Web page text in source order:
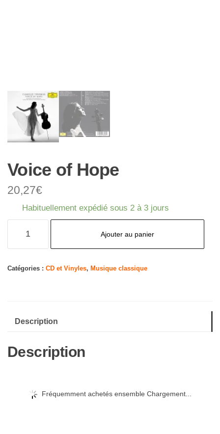
Voice of Hope
20,27€
Habituellement expédié sous 2 à 3 jours
of
Ajouter au panier
Catégories : CD et Vinyles, Musique classique
Description
Description
Fréquemment achetés ensemble Chargement...